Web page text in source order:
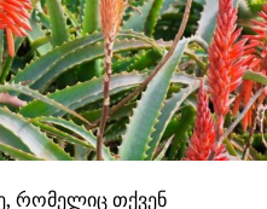
რომელიც თქვენ